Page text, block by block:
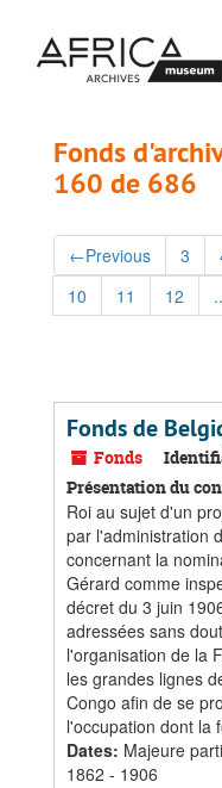
contenu
résultats
Fonds
160 de 686
←Previous 3
10
11 12
Fonds de
Fonds
Présentation du
Roi au sujet d'un
par l'administration
concernant la
Gérard comme
décret du 3 juin
adressées sans
l'organisation de la
les grandes lignes
Congo afin de se
l'occupation dont la
Dates: Majeure
1862 - 1906